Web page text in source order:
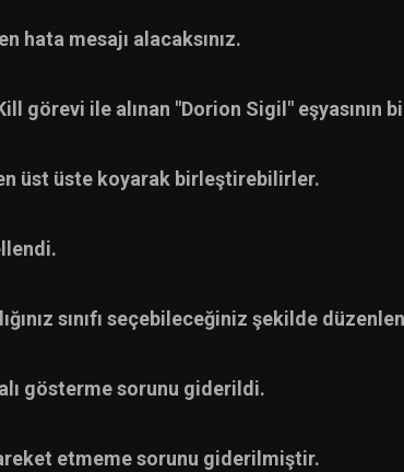
hata mesajı alacaksınız.
görevi ile alınan "Dorion Sigil" eşyasının
üst üste koyarak birleştirebilirler.
sınıfı seçebileceğiniz şekilde
gösterme sorunu giderildi.
etmeme sorunu giderilmiştir.